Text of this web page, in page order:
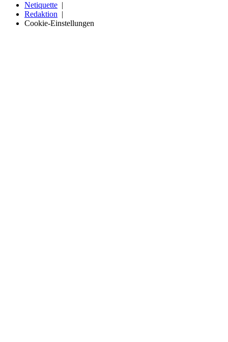
Netiquette
Redaktion
Cookie-Einstellungen